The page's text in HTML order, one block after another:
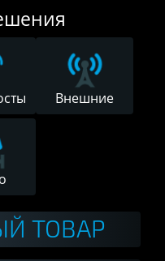
Внешние
ТОВАР